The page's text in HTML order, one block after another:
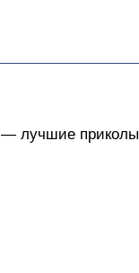
лучшие приколы